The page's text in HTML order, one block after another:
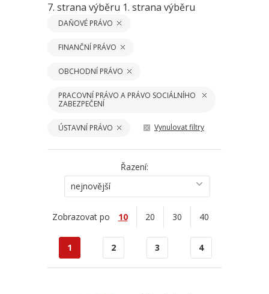
7. strana výběru 1. strana výběru
DAŇOVÉ PRÁVO
FINANČNÍ PRÁVO
OBCHODNÍ PRÁVO
PRACOVNÍ PRÁVO A PRÁVO SOCIÁLNÍHO
ZABEZPEČENÍ
ÚSTAVNÍ PRÁVO Vynulovat filtry
Řazení:
nejnovější
Zobrazovat po 10 20 30 40
1 2 3 4